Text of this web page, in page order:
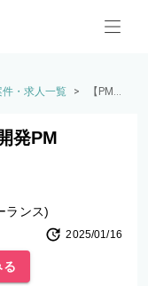
・求人一覧
>
【PM】
発PM
ランス)
2025/01/16
る